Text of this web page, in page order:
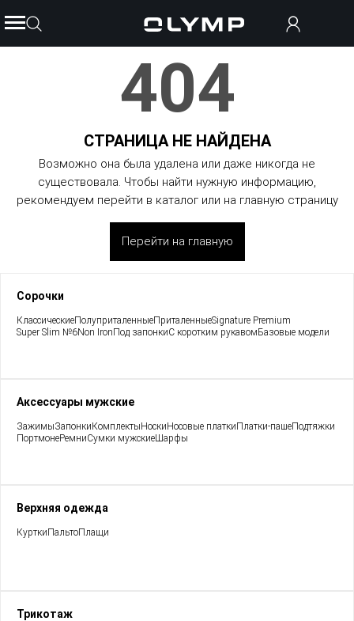
404
СТРАНИЦА НЕ НАЙДЕНА
Возможно она была удалена или даже никогда не
существовала. Чтобы найти нужную информацию,
рекомендуем перейти в каталог или на главную страницу
Перейти на главную
Сорочки
КлассическиеПолуприталенныеПриталенныеSignature Premium
Super Slim №6Non IronПод запонкиС коротким рукавомБазовые модели
Аксессуары мужские
ЗажимыЗапонкиКомплектыНоскиНосовые платкиПлатки-пашеПодтяжки
ПортмонеРемниСумки мужскиеШарфы
Верхняя одежда
КурткиПальтоПлащи
Трикотаж